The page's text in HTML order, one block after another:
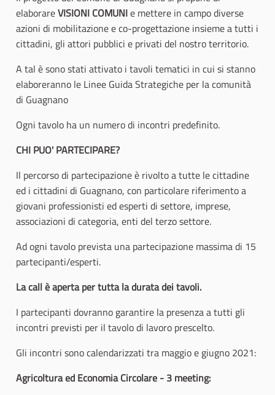
elaborareVISIONI COMUNIe mettere in campo diverse
azioni di mobilitazione e co-progettazione insieme a tutti i
cittadini, gli attori pubblici e privati del nostro territorio.
A tal è sono stati attivato i tavoli tematici in cui si stanno
elaboreranno le Linee Guida Strategiche per la comunità
di Guagnano
Ogni tavolo ha un numero di incontri predefinito.
CHI PUO' PARTECIPARE?
Il percorso di partecipazione è rivolto a tutte le cittadine
ed i cittadini di Guagnano, con particolare riferimento a
giovani professionisti ed esperti di settore, imprese,
associazioni di categoria, enti del terzo settore.
Ad ogni tavolo prevista una partecipazione massima di 15
partecipanti/esperti.
La call è aperta per tutta la durata dei tavoli.
I partecipanti dovranno garantire la presenza a tutti gli
incontri previsti per il tavolo di lavoro prescelto.
Gli incontri sono calendarizzati tra maggio e giugno 2021:
Agricoltura ed Economia Circolare - 3 meeting: